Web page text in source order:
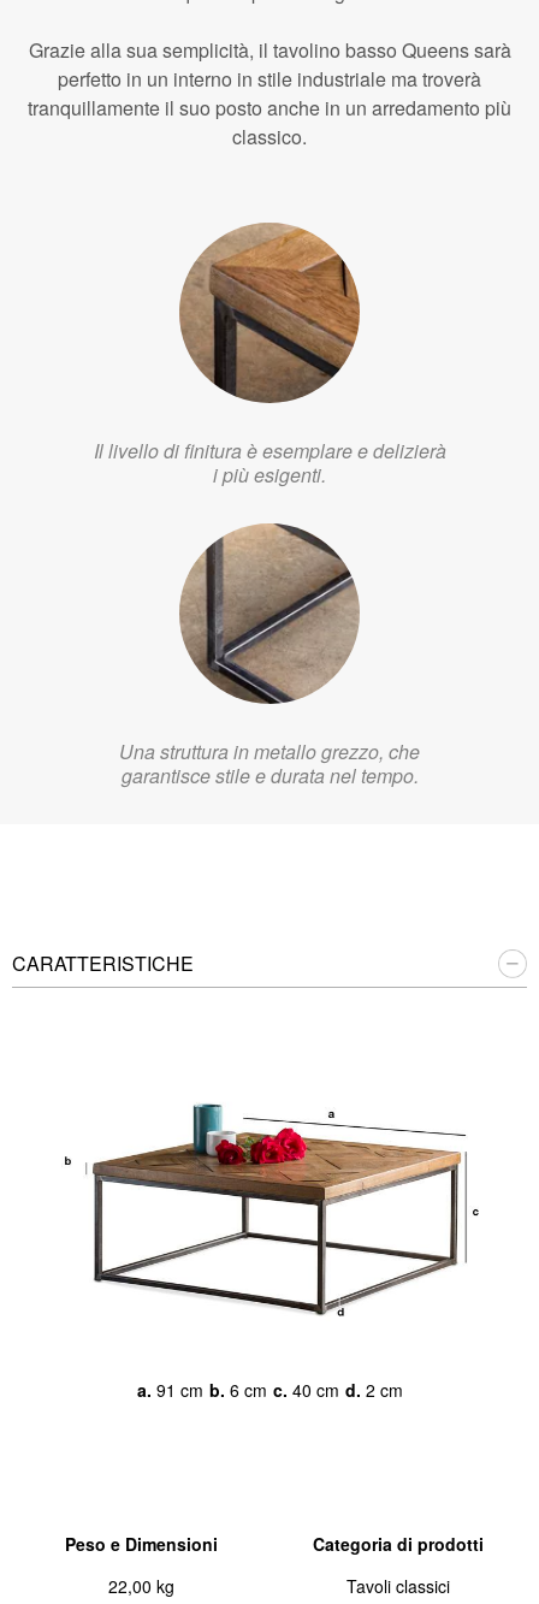
Grazie alla sua semplicità, il tavolino basso Queens sarà
perfetto in un interno in stile industriale ma troverà
tranquillamente il suo posto anche in un arredamento più
classico.
Il livello di finitura è esemplare e delizierà
i più esigenti.
Una struttura in metallo grezzo, che
garantisce stile e durata nel tempo.
CARATTERISTICHE
a. 91 cm b. 6 cm c. 40 cm d. 2 cm
Peso e Dimensioni
22,00 kg
Categoria di prodotti
Tavoli classici